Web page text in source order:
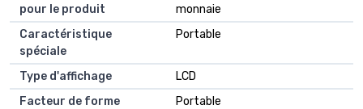
pour le produit
monnaie
Caractéristique
spéciale
Portable
Type d'affichage
LCD
Facteur de forme
Portable